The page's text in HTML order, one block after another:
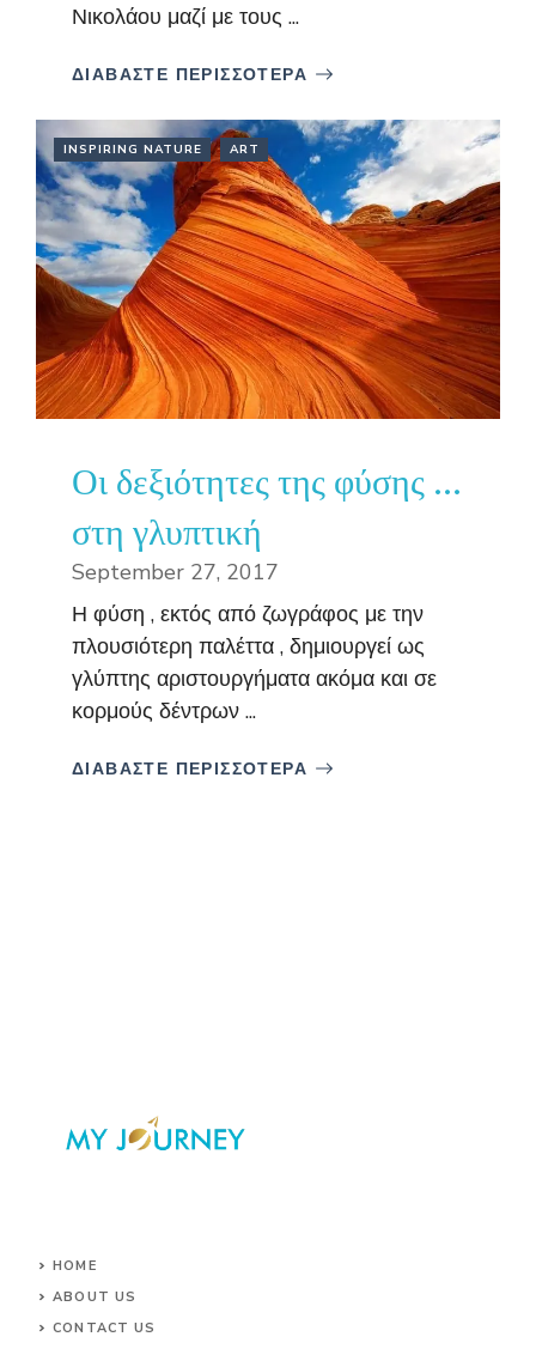
Νικολάου μαζί με τους ...
ΔΙΑΒΑΣΤΕ ΠΕΡΙΣΣΟΤΕΡΑ
INSPIRING NATURE ART
Οι δεξιότητες της φύσης …
στη γλυπτική
September 27, 2017
Η φύση , εκτός από ζωγράφος με την
πλουσιότερη παλέττα , δημιουργεί ως
γλύπτης αριστουργήματα ακόμα και σε
κορμούς δέντρων ...
ΔΙΑΒΑΣΤΕ ΠΕΡΙΣΣΟΤΕΡΑ
HOME
ABOUT US
CONTACT US